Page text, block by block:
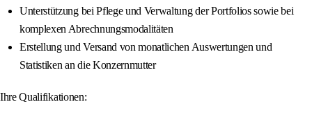
Unterstützung bei Pflege und Verwaltung der Portfolios sowie bei
komplexen Abrechnungsmodalitäten
Erstellung und Versand von monatlichen Auswertungen und
Statistiken an die Konzernmutter
Ihre Qualifikationen: